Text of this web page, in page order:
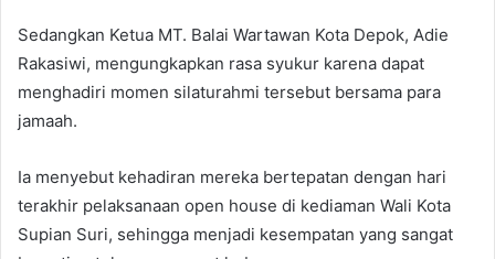
Sedangkan Ketua MT. Balai Wartawan Kota Depok, Adie
Rakasiwi, mengungkapkan rasa syukur karena dapat
menghadiri momen silaturahmi tersebut bersama para
jamaah.
Ia menyebut kehadiran mereka bertepatan dengan hari
terakhir pelaksanaan open house di kediaman Wali Kota
Supian Suri, sehingga menjadi kesempatan yang sangat